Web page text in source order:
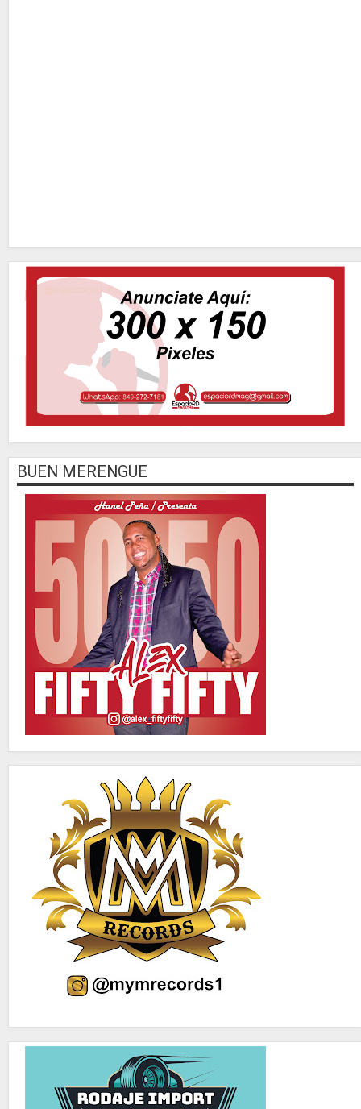
BUEN MERENGUE